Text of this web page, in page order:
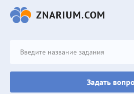
ZNARIUM.COM
Задать